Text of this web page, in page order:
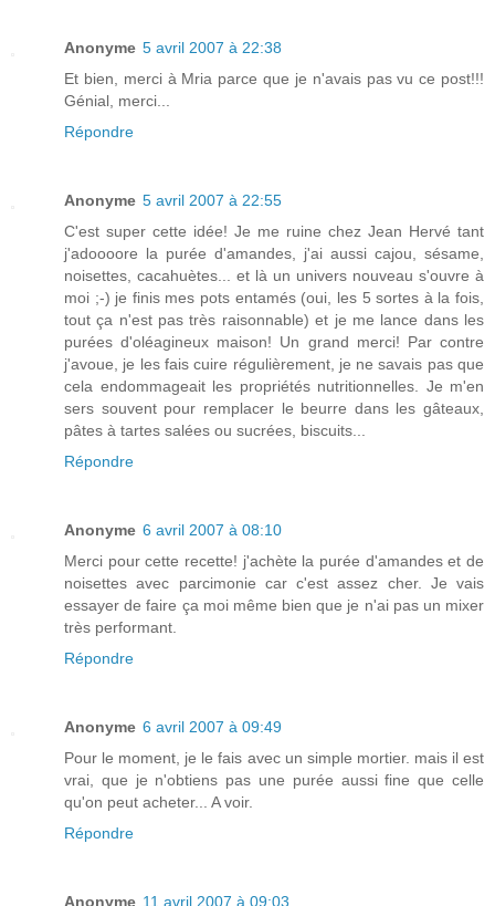
Anonyme 5 avril 2007 à 22:38
Et bien, merci à Mria parce que je n'avais pas vu ce post!!!
Génial, merci...
Répondre
Anonyme 5 avril 2007 à 22:55
C'est super cette idée! Je me ruine chez Jean Hervé tant
j'adoooore la purée d'amandes, j'ai aussi cajou, sésame,
noisettes, cacahuètes... et là un univers nouveau s'ouvre à
moi ;-) je finis mes pots entamés (oui, les 5 sortes à la fois,
tout ça n'est pas très raisonnable) et je me lance dans les
purées d'oléagineux maison! Un grand merci! Par contre
j'avoue, je les fais cuire régulièrement, je ne savais pas que
cela endommageait les propriétés nutritionnelles. Je m'en
sers souvent pour remplacer le beurre dans les gâteaux,
pâtes à tartes salées ou sucrées, biscuits...
Répondre
Anonyme 6 avril 2007 à 08:10
Merci pour cette recette! j'achète la purée d'amandes et de
noisettes avec parcimonie car c'est assez cher. Je vais
essayer de faire ça moi même bien que je n'ai pas un mixer
très performant.
Répondre
Anonyme 6 avril 2007 à 09:49
Pour le moment, je le fais avec un simple mortier. mais il est
vrai, que je n'obtiens pas une purée aussi fine que celle
qu'on peut acheter... A voir.
Répondre
Anonyme 11 avril 2007 à 09:03